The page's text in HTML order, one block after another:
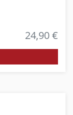
24,90 €